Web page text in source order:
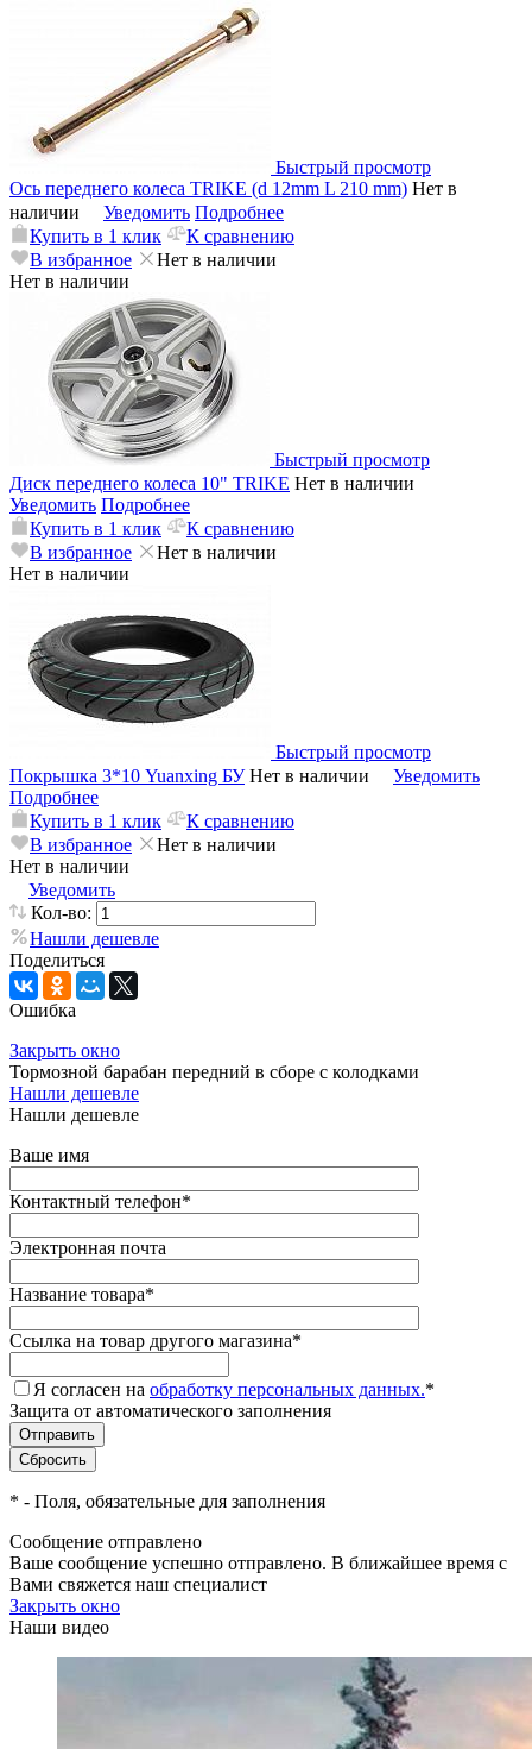
Быстрый просмотр
Ось переднего колеса TRIKE (d 12mm L 210 mm) Нет в
наличии
Уведомить Подробнее
Купить в 1 клик
К сравнению
В избранное
Нет в наличии
Нет в наличии
Быстрый просмотр
Диск переднего колеса 10" TRIKE Нет в наличии
Уведомить Подробнее
Купить в 1 клик
К сравнению
В избранное
Нет в наличии
Нет в наличии
Быстрый просмотр
Покрышка 3*10 Yuanxing БУ Нет в наличии
Уведомить
Подробнее
Купить в 1 клик
К сравнению
В избранное
Нет в наличии
Нет в наличии
Уведомить
Кол-во:
Нашли дешевле
Поделиться
Ошибка
Закрыть окно
Тормозной барабан передний в сборе с колодками
Нашли дешевле
Нашли дешевле
Ваше имя
Контактный телефон*
Электронная почта
Название товара*
Ссылка на товар другого магазина*
Я согласен на обработку персональных данных.*
Защита от автоматического заполнения
* - Поля, обязательные для заполнения
Сообщение отправлено
Ваше сообщение успешно отправлено. В ближайшее время с
Вами свяжется наш специалист
Закрыть окно
Наши видео